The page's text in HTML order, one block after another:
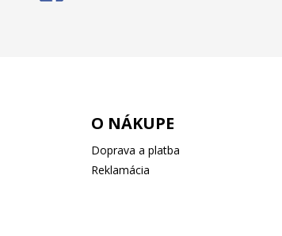
O NÁKUPE
Doprava a platba
Reklamácia